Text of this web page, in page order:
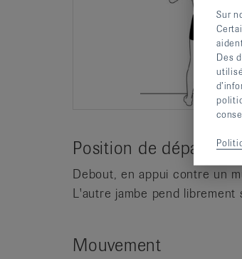
Position de départ
Debout, en appui contre un
L'autre jambe pend librement
Mouvement
Sur
Des